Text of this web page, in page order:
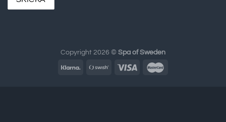
Copyright 2026 © Spa of Sweden